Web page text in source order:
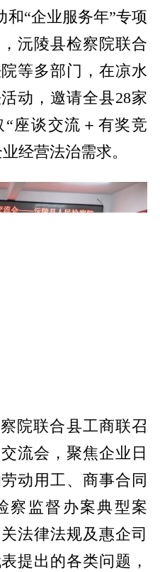
和“企业服务年”专项
沅陵县检察院联合
等多部门，在凉水
动，邀请全县28家
座谈交流＋有奖竞
经营法治需求。
院联合县工商联召
流会，聚焦企业日
动用工、商事合同
察监督办案典型案
法律法规及惠企司
提出的各类问题，